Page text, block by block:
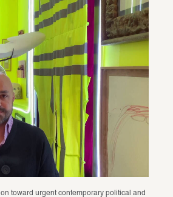
toward urgent contemporary political and